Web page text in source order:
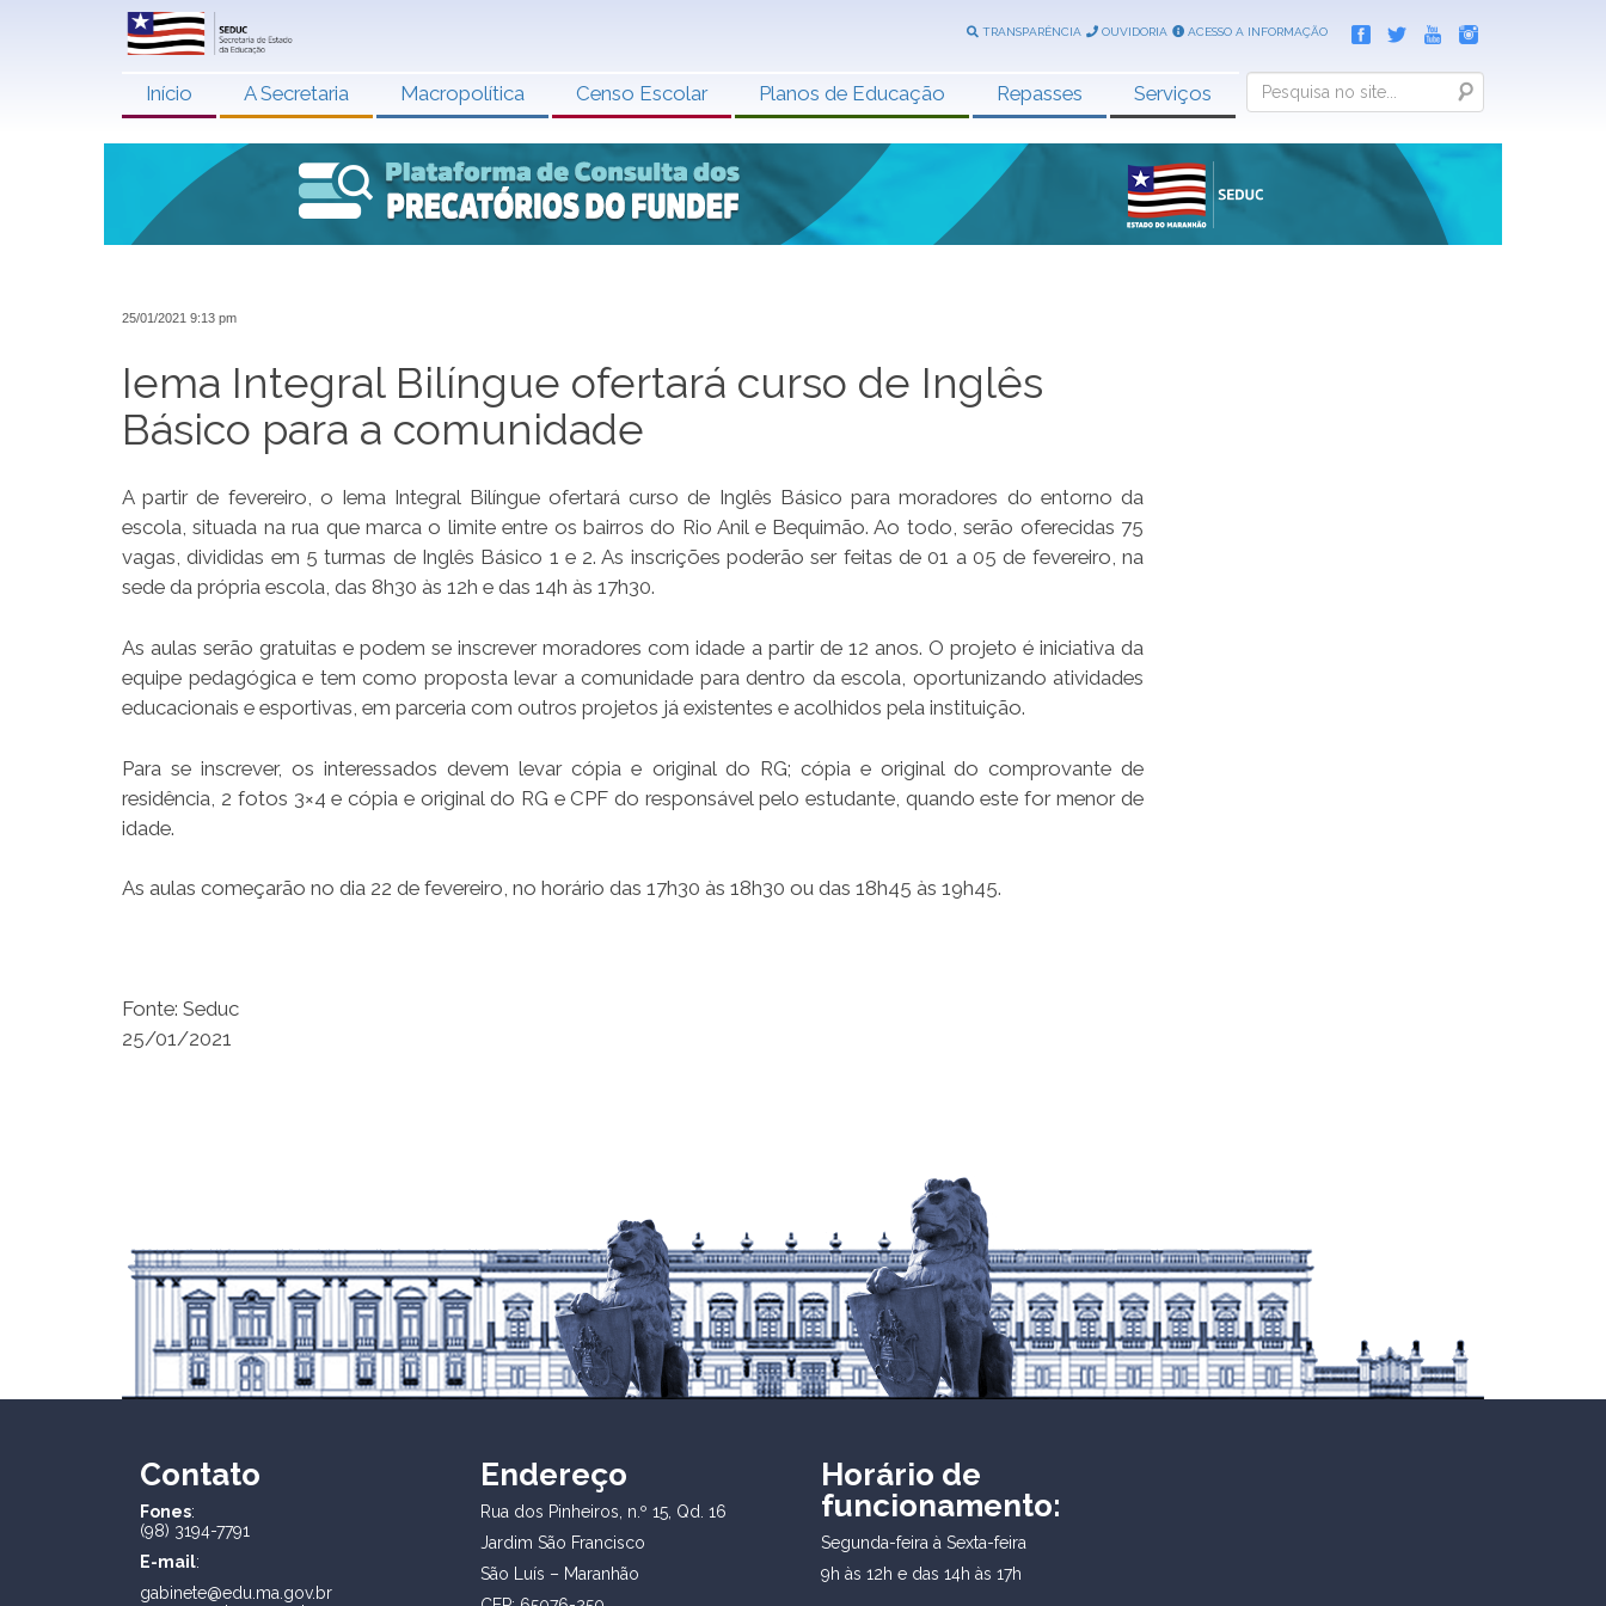
TRANSPARÊNCIA OUVIDORIA ACESSO A INFORMAÇÃO
Início A Secretaria Macropolítica Censo Escolar Planos de Educação Repasses Serviços Search
25/01/2021 9:13 pm
Iema Integral Bilíngue ofertará curso de Inglês
Básico para a comunidade
A partir de fevereiro, o Iema Integral Bilíngue ofertará curso de Inglês Básico para moradores do entorno da
escola, situada na rua que marca o limite entre os bairros do Rio Anil e Bequimão. Ao todo, serão oferecidas 75
vagas, divididas em 5 turmas de Inglês Básico 1 e 2. As inscrições poderão ser feitas de 01 a 05 de fevereiro, na
sede da própria escola, das 8h30 às 12h e das 14h às 17h30.
As aulas serão gratuitas e podem se inscrever moradores com idade a partir de 12 anos. O projeto é iniciativa da
equipe pedagógica e tem como proposta levar a comunidade para dentro da escola, oportunizando atividades
educacionais e esportivas, em parceria com outros projetos já existentes e acolhidos pela instituição.
Para se inscrever, os interessados devem levar cópia e original do RG; cópia e original do comprovante de
residência, 2 fotos 3×4 e cópia e original do RG e CPF do responsável pelo estudante, quando este for menor de
idade.
As aulas começarão no dia 22 de fevereiro, no horário das 17h30 às 18h30 ou das 18h45 às 19h45.
Fonte: Seduc
25/01/2021
Contato
Fones:
(98) 3194-7791
E-mail:
gabinete@edu.ma.gov.br
Endereço
Rua dos Pinheiros, n.º 15, Qd. 16
Jardim São Francisco
São Luís – Maranhão
Horário de
funcionamento:
Segunda-feira à Sexta-feira
9h às 12h e das 14h às 17h